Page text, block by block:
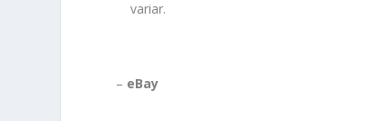
variar.
– eBay